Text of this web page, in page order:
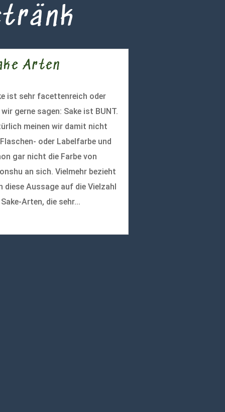
Arten
ist sehr facettenreich oder
gerne sagen: Sake ist BUNT.
meinen wir damit nicht
oder Labelfarbe und
gar nicht die Farbe von
an sich. Vielmehr bezieht
diese Aussage auf die Vielzahl
Arten, die sehr...